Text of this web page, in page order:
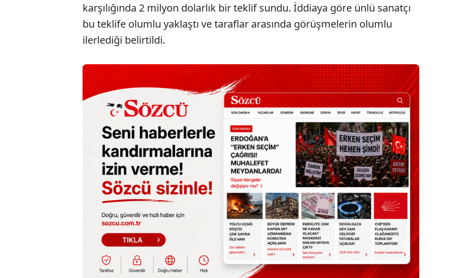
karşılığında 2 milyon dolarlık bir teklif sundu. İddiaya göre ünlü sanatçı
bu teklife olumlu yaklaştı ve taraflar arasında görüşmelerin olumlu
ilerlediği belirtildi.